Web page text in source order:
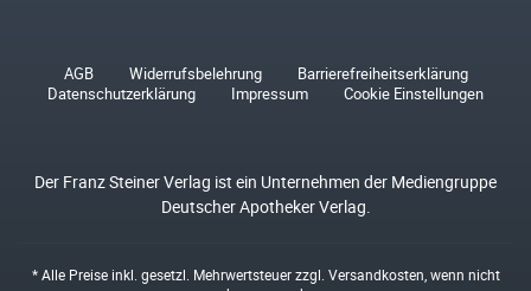
AGB Widerrufsbelehrung
Barrierefreiheitserklärung
Datenschutzerklärung
Impressum Cookie Einstellungen
Der Franz Steiner Verlag ist ein Unternehmen der Mediengruppe
Deutscher Apotheker Verlag.
* Alle Preise inkl. gesetzl. Mehrwertsteuer zzgl. Versandkosten , wenn nicht